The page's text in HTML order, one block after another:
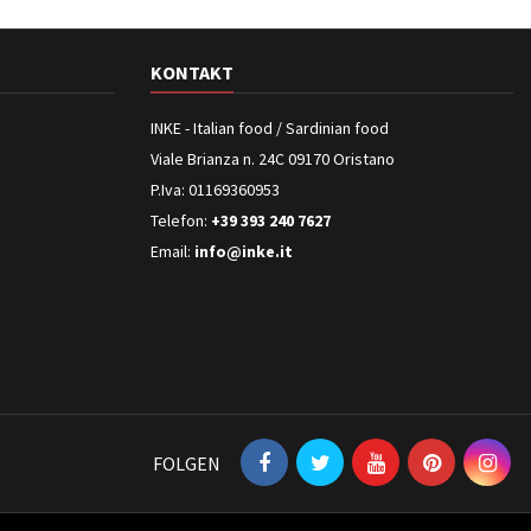
KONTAKT
INKE - Italian food / Sardinian food
Viale Brianza n. 24C 09170 Oristano
P.Iva: 01169360953
Telefon: +39 393 240 7627
Email: info@inke.it
FOLGEN